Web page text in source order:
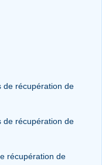
de récupération de
de récupération de
récupération de